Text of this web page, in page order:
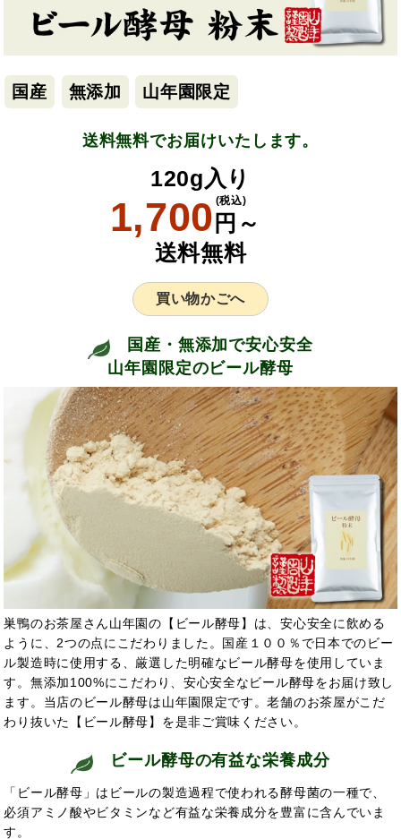
国産 無添加 山年園限定
送料無料でお届けいたします。
120g入り
1,700 円～
(税込)
送料無料
買い物かごへ
国産・無添加で安心安全
山年園限定のビール酵母
巣鴨のお茶屋さん山年園の【ビール酵母】は、安心安全に飲める
ように、2つの点にこだわりました。国産１００％で日本でのビー
ル製造時に使用する、厳選した明確なビール酵母を使用していま
す。無添加100%にこだわり、安心安全なビール酵母をお届け致し
ます。当店のビール酵母は山年園限定です。老舗のお茶屋がこだ
わり抜いた【ビール酵母】を是非ご賞味ください。
ビール酵母の有益な栄養成分
「ビール酵母」はビールの製造過程で使われる酵母菌の一種で、
必須アミノ酸やビタミンなど有益な栄養成分を豊富に含んでいま
す。